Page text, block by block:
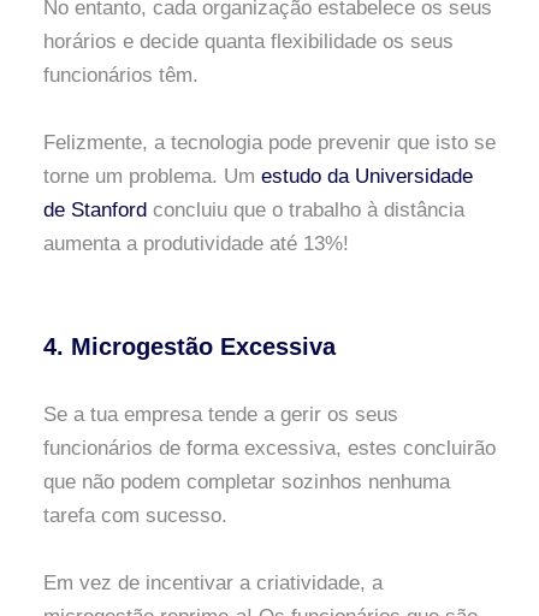
No entanto, cada organização estabelece os seus
horários e decide quanta flexibilidade os seus
funcionários têm.
Felizmente, a tecnologia pode prevenir que isto se
torne um problema. Um estudo da Universidade
de Stanford concluiu que o trabalho à distância
aumenta a produtividade até 13%!
4. Microgestão Excessiva
Se a tua empresa tende a gerir os seus
funcionários de forma excessiva, estes concluirão
que não podem completar sozinhos nenhuma
tarefa com sucesso.
Em vez de incentivar a criatividade, a